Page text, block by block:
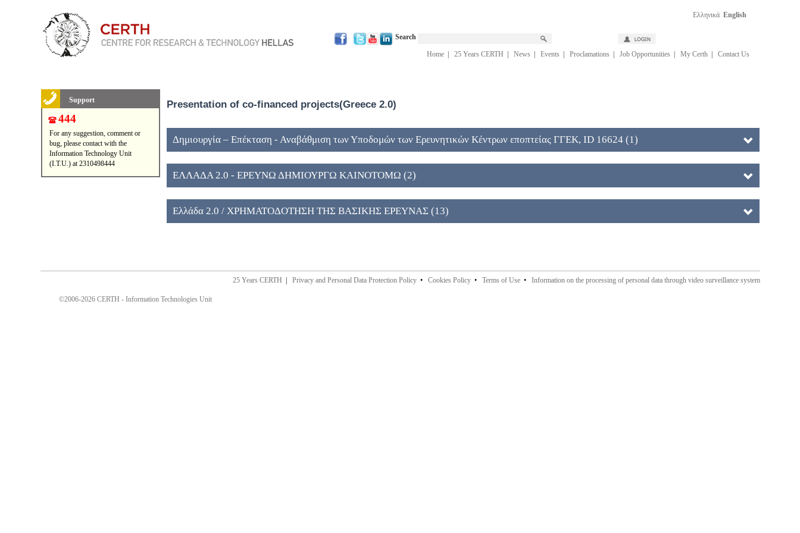
Ελληνικά English
Search
Home| 25 Years CERTH News| Events| Proclamations| Job Opportunities| My Certh| Contact Us
Support
444
For any suggestion, comment or
bug, please contact with the
Information Technology Unit
(I.T.U.) at 2310498444
Presentation of co-financed projects(Greece 2.0)
Δημιουργία – Επέκταση - Αναβάθμιση των Υποδομών των Ερευνητικών Κέντρων εποπτείας ΓΓΕΚ, ID 16624 (1)
ΕΛΛΑΔΑ 2.0 - ΕΡΕΥΝΩ ΔΗΜΙΟΥΡΓΩ ΚΑΙΝΟΤΟΜΩ (2)
Ελλάδα 2.0 / ΧΡΗΜΑΤΟΔΟΤΗΣΗ ΤΗΣ ΒΑΣΙΚΗΣ ΕΡΕΥΝΑΣ (13)
25 Years CERTH Privacy and Personal Data Protection Policy• Cookies Policy• Terms of Use• Information on the processing of personal data through video surveillance system
©2006-2026 CERTH - Information Technologies Unit